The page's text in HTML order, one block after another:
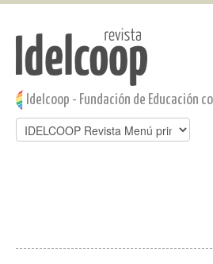
Pasar al contenido principal
Jump to main content
Idelcoop - Fundación de Educación